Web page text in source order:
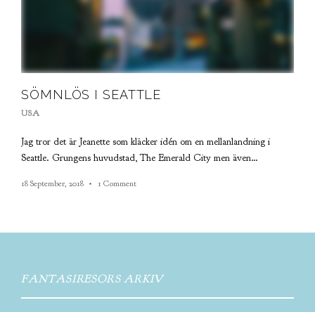
SÖMNLÖS I SEATTLE
USA
Jag tror det är Jeanette som kläcker idén om en mellanlandning i
Seattle. Grungens huvudstad, The Emerald City men även…
18 September, 2018 1 Comment
FANTASIRESORS ARKIV